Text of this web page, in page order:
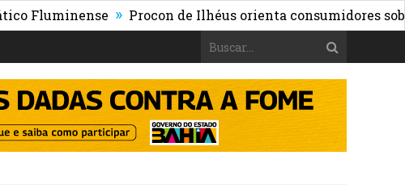
» Procon de Ilhéus orienta consumidores sobre os